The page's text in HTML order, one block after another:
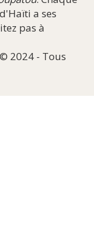
a ses
pas à
2024 - Tous